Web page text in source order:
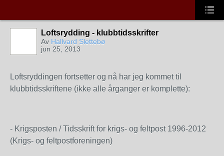
Loftsrydding - klubbtidsskrifter
Av Hallvard Slettebø
jun 25, 2013
Loftsryddingen fortsetter og nå har jeg kommet til
klubbtidsskriftene (ikke alle årganger er komplette):
- Krigsposten / Tidsskrift for krigs- og feltpost 1996-2012
(Krigs- og feltpostforeningen)